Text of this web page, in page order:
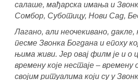
салаше, мађарска имања и
Сомбор, Суботицу, Нови Сад,
Лагано, али неочекивано, дакле,
песме Звонка Богдана и епоху
њима живи. Јер овај филм је и о
времену које нестаје – времену
својим ритуалима који су у